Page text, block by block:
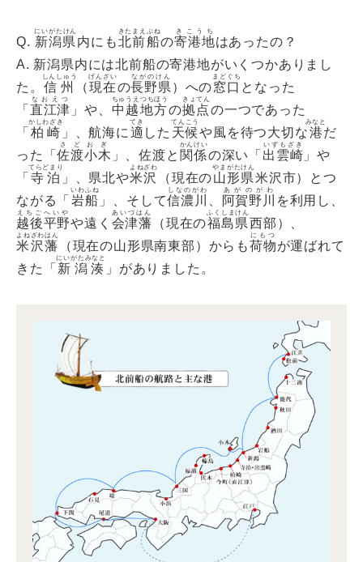
Q. 新潟県
にいがたけん
内にも北前船
きたまえぶね
の寄港地
きこうち
はあったの？
A. 新潟県内には北前船の寄港地がいくつかありまし
た。 信州
しんしゅう
（現在
げんざい
の長野県
ながのけん
）への窓口
まどぐち
となった
「 直江津
なおえつ
」や、 中越地方
ちゅうえつちほう
の拠点
きょてん
の一つであった
「 柏崎
かしわざき
」、航海に 適
てき
した 天候
てんこう
や風を待つ大切な港
みなと
だ
った「佐渡小木
さどおぎ
」、佐渡と 関係
かんけい
の深い「 出雲崎
いずもざき
」や
「 寺泊
てらどまり
」、県北や米沢
よねざわ
（現在の山形県
やまがたけん
米沢市）とつ
ながる「 岩船
いわふね
」、そして信濃川
しなのがわ
阿賀野川
あがのがわ
を利用し、
越後平野
えちごへいや
や遠く 会津藩
あいづはん
（現在の福島県
ふくしまけん
西部）、
米沢藩
よねざわはん
（現在の山形県南東部）からも荷物
にもつ
が運ばれて
きた「 新潟湊
にいがたみなと
」がありました。